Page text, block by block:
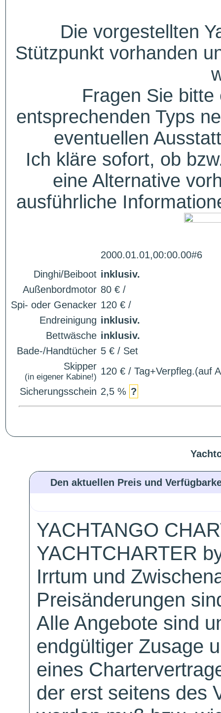
Die vorgestellten
Stützpunkt vorhanden
Fragen Sie
entsprechenden Typs
eventuellen
Ich kläre sofort, ob
eine Alternative
ausführliche
2000.01.01,00:00.00#6
Dinghi/Beiboot inklusiv.
Außenbordmotor 80 € /
Spi- oder Genacker 120 € /
Endreinigung inklusiv.
Bettwäsche inklusiv.
Bade-/Handtücher 5 € / Set
Skipper
(in eigener Kabine!)
120 € / Tag+Verpfleg.(auf
Sicherungsschein 2,5 % ?
Den aktuellen Preis und
YACHTANGO
YACHTCHARTER
Irrtum und
Preisänderungen
Alle Angebote sind
endgültiger Zusage
eines
der erst seitens des